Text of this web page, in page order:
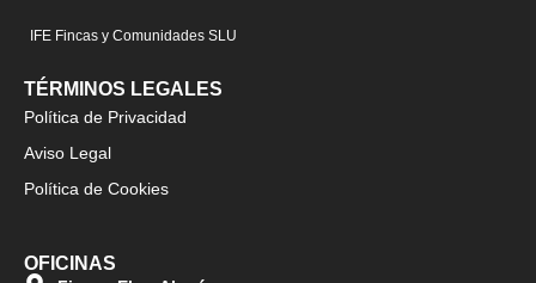
IFE Fincas y Comunidades SLU
TÉRMINOS LEGALES
Política de Privacidad
Aviso Legal
Política de Cookies
OFICINAS